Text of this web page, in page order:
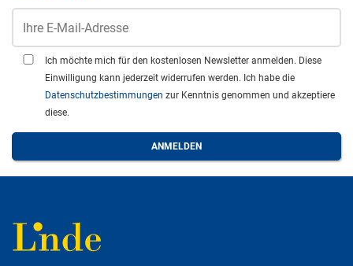
Ich möchte mich für den kostenlosen Newsletter anmelden. Diese
Einwilligung kann jederzeit widerrufen werden. Ich habe die
Datenschutzbestimmungen zur Kenntnis genommen und akzeptiere
diese.